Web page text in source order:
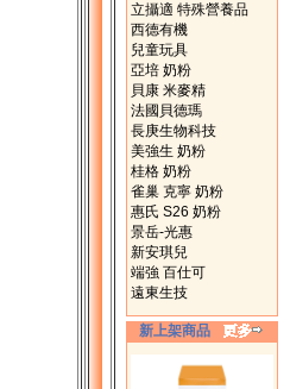
立攝適 特殊營養品
西德有機
兒童玩具
亞培 奶粉
貝康 米麥精
法國貝德瑪
長庚生物科技
美強生 奶粉
桂格 奶粉
雀巢 克寧 奶粉
惠氏 S26 奶粉
景岳-光惠
新安琪兒
端強 百仕可
遠東生技
新上架商品